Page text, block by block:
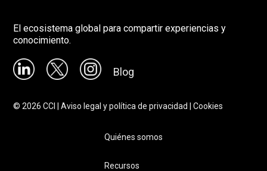
El ecosistema global para compartir experiencias y
conocimiento.
Blog
©2026 CCI |Aviso legal y política de privacidad |Cookies
Quiénes somos
Recursos